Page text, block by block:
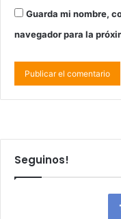
Guarda mi nombre,
navegador para la
Seguinos!